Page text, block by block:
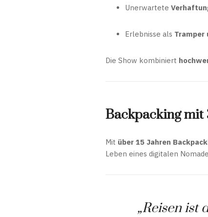
Unerwartete
Erlebnisse als Tramper
Die Show kombiniert
Backpacking mit
Mit über 15 Jahren
Leben eines digitalen
„Reisen ist